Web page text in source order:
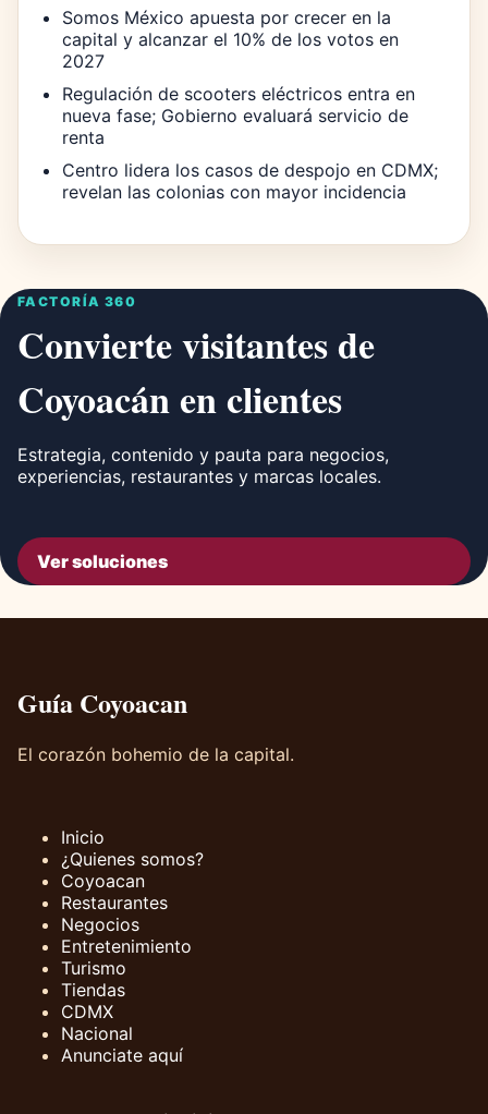
Somos México apuesta por crecer en la
capital y alcanzar el 10% de los votos en
2027
Regulación de scooters eléctricos entra en
nueva fase; Gobierno evaluará servicio de
renta
Centro lidera los casos de despojo en CDMX;
revelan las colonias con mayor incidencia
FACTORÍA 360
Convierte visitantes de
Coyoacán en clientes
Estrategia, contenido y pauta para negocios,
experiencias, restaurantes y marcas locales.
Ver soluciones
Guía Coyoacan
El corazón bohemio de la capital.
Inicio
¿Quienes somos?
Coyoacan
Restaurantes
Negocios
Entretenimiento
Turismo
Tiendas
CDMX
Nacional
Anunciate aquí